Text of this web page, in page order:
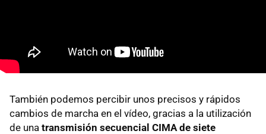
También podemos percibir unos precisos y rápidos
cambios de marcha en el vídeo, gracias a la utilización
de una transmisión secuencial CIMA de siete